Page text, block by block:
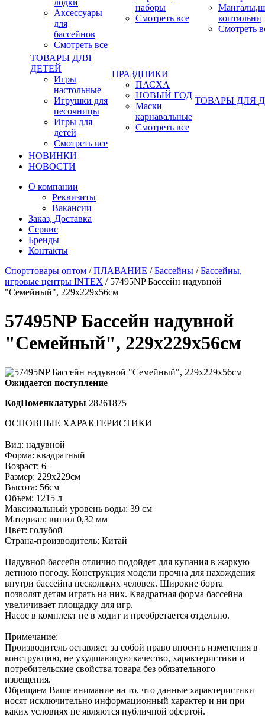
лодки
Аксессуары
для
бассейнов
Смотреть все
наборы
Смотреть все
коптильни
Смотреть
ТОВАРЫ ДЛЯ
ДЕТЕЙ
Игры
настольные
Игрушки для
песочницы
Игры для
детей
Смотреть все
ПРАЗДНИКИ
ПАСХА
НОВЫЙ ГОД
Маски
карнавальные
Смотреть все
ТОВАРЫ ДЛЯ
НОВИНКИ
НОВОСТИ
О компании
Реквизиты
Вакансии
Заказ, Доставка
Сервис
Бренды
Контакты
Спорттовары оптом /ПЛАВАНИЕ /Бассейны /Бассейны,
игровые центры INTEX / 57495NP Бассейн надувной
"Семейный", 229х229х56см
57495NP Бассейн надувной
"Семейный", 229х229х56см
Ожидается поступление
КодНоменклатуры 28261875
ОСНОВНЫЕ ХАРАКТЕРИСТИКИ
Вид: надувной
Форма: квадратный
Возраст: 6+
Размер: 229x229см
Высота: 56см
Объем: 1215 л
Максимальный уровень воды: 39 см
Материал: винил 0,32 мм
Цвет: голубой
Страна-производитель: Китай
Надувной бассейн отлично подойдет для купания в жаркую
летнюю погоду. Конструкция модели прочна для нахождения
внутри бассейна нескольких человек. Широкие борта
позволят детям играть на них. Квадратная форма бассейна
увеличивает площадку для игр.
Насос в комплект не в ходит и преобретается отдельно.
Примечание:
Производитель оставляет за собой право вносить изменения в
конструкцию, не ухудшающую качество, характеристики и
потребительские свойства товара без обязательного
извещения.
Обращаем Ваше внимание на то, что данные характеристики
носят исключительно информационный характер и ни при
каких условиях не являются публичной офертой.